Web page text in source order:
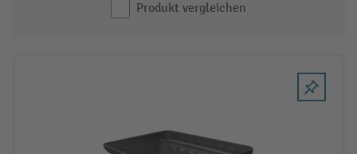
Produkt vergleichen